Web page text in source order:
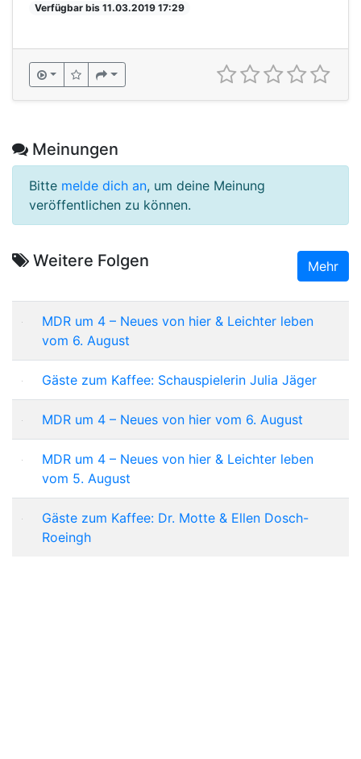
Verfügbar bis 11.03.2019 17:29
Meinungen
Bitte melde dich an, um deine Meinung
veröffentlichen zu können.
Weitere Folgen Mehr
MDR um 4 – Neues von hier & Leichter leben
vom 6. August
Gäste zum Kaffee: Schauspielerin Julia Jäger
MDR um 4 – Neues von hier vom 6. August
MDR um 4 – Neues von hier & Leichter leben
vom 5. August
Gäste zum Kaffee: Dr. Motte & Ellen Dosch-
Roeingh